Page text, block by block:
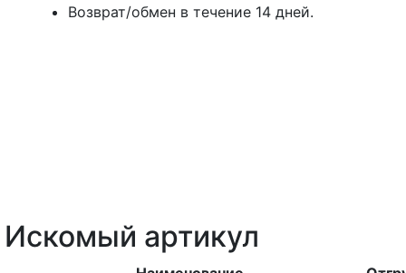
Возврат/обмен в течение 14 дней.
Искомый артикул